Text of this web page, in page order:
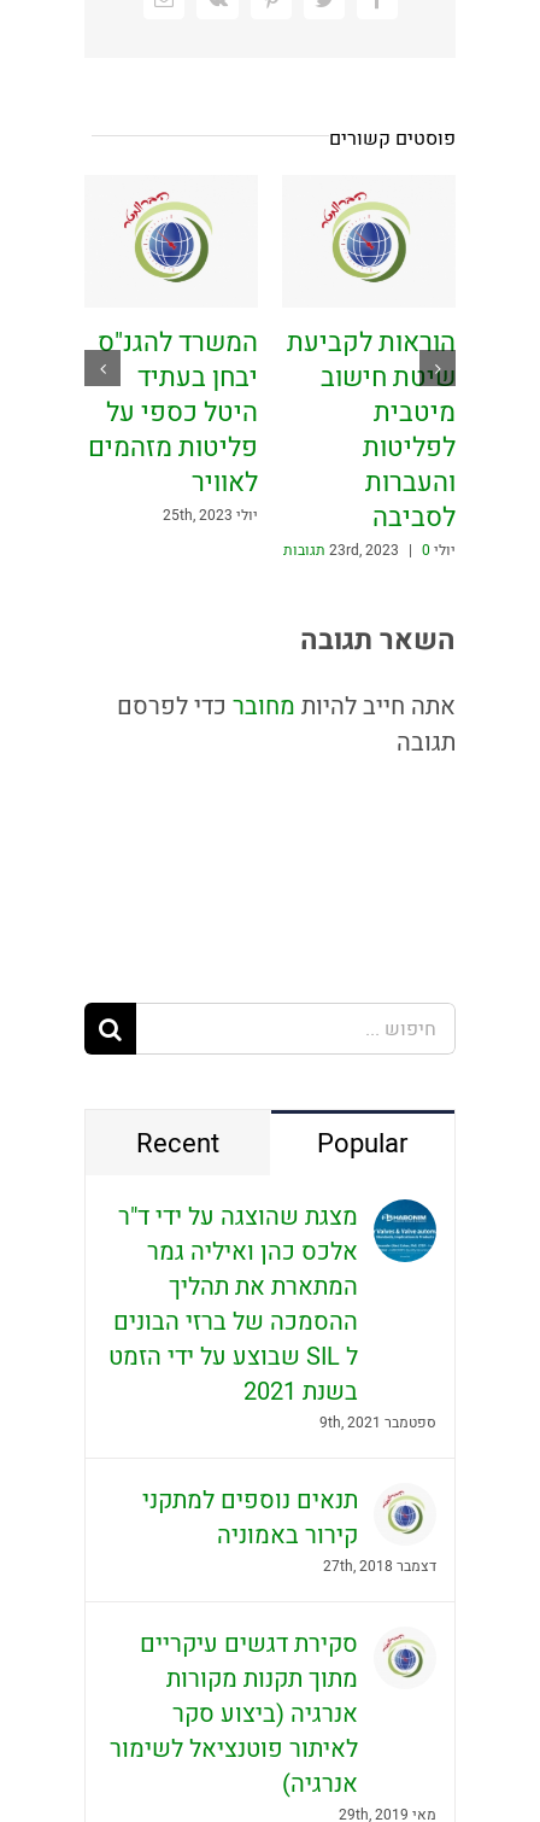
פוסטים קשורים
המשרד להגנ"ס
יבחן בעתיד
היטל כספי על
פליטות מזהמים
לאוויר
יולי 25th, 2023
הוראות לקביעת
שיטת חישוב
מיטבית
לפליטות
והעברות
לסביבה
יולי 23rd, 2023 | 0 תגובות
השאר תגובה
אתה חייב להיות מחובר כדי לפרסם
תגובה
חיפוש...
Popular
Recent
מצגת שהוצגה על ידי ד"ר
אלכס כהן ואיליה גמר
המתארת את תהליך
ההסמכה של ברזי הבונים
ל SIL שבוצע על ידי הזמט
בשנת 2021
ספטמבר 9th, 2021
תנאים נוספים למתקני
קירור באמוניה
דצמבר 27th, 2018
סקירת דגשים עיקריים
מתוך תקנות מקורות
אנרגיה (ביצוע סקר
לאיתור פוטנציאל לשימור
אנרגיה)
מאי 29th, 2019